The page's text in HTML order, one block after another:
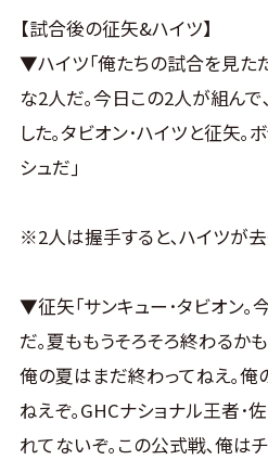
【試合後の征矢&ハイツ】
▼ハイツ｢俺たちの試合を見た
な2人だ｡今日この2人が組ん
した｡タビオン･ハイツと征矢｡
シュだ｣
※2人は握手すると､ハイツが去
▼征矢｢サンキュー･タビオン｡
だ｡夏ももうそろそろ終わるか
俺の夏はまだ終わってねえ｡俺
ねえぞ｡GHCナショナル王者･
れてないぞ｡この公式戦､俺は